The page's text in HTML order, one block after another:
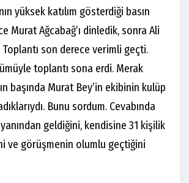
yüksek katılım gösterdiği basın
Murat Ağcabağ’ı dinledik, sonra Ali
Toplantı son derece verimli geçti.
toplantı sona erdi. Merak
başında Murat Bey’in ekibinin kulüp
Bunu sordum. Cevabında
yanından geldiğini, kendisine 31 kişilik
ve görüşmenin olumlu geçtiğini